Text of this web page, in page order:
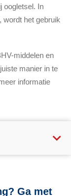
oogletsel. In
wordt het gebruik
middelen en
manier in te
informatie
Ga met